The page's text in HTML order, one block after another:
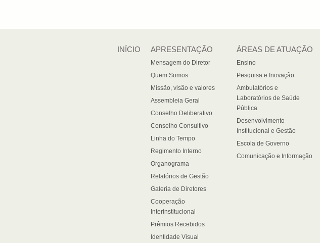
INÍCIO APRESENTAÇÃO
Mensagem do Diretor
Quem Somos
Missão, visão e valores
Assembleia Geral
Conselho Deliberativo
Conselho Consultivo
Linha do Tempo
Regimento Interno
Organograma
Relatórios de Gestão
Galeria de Diretores
Cooperação
Interinstitucional
Prêmios Recebidos
Identidade Visual
ÁREAS DE ATUAÇÃO
Ensino
Pesquisa e Inovação
Ambulatórios e
Laboratórios de Saúde
Pública
Desenvolvimento
Institucional e Gestão
Escola de Governo
Comunicação e Informação